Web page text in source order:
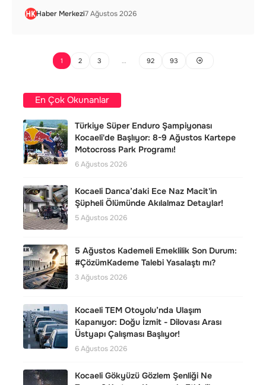
Haber Merkezi7 Ağustos 2026
1 2 3 … 92 93
En Çok Okunanlar
Türkiye Süper Enduro Şampiyonası
Kocaeli'de Başlıyor: 8-9 Ağustos Kartepe
Motocross Park Programı!
6 Ağustos 2026
Kocaeli Darıca’daki Ece Naz Macit'in
Şüpheli Ölümünde Akılalmaz Detaylar!
5 Ağustos 2026
5 Ağustos Kademeli Emeklilik Son Durum:
#ÇözümKademe Talebi Yasalaştı mı?
3 Ağustos 2026
Kocaeli TEM Otoyolu’nda Ulaşım
Kapanıyor: Doğu İzmit - Dilovası Arası
Üstyapı Çalışması Başlıyor!
6 Ağustos 2026
Kocaeli Gökyüzü Gözlem Şenliği Ne